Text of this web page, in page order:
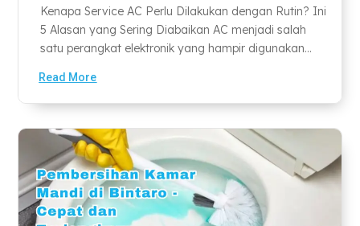
Kenapa Service AC Perlu Dilakukan dengan Rutin? Ini
5 Alasan yang Sering Diabaikan AC menjadi salah
satu perangkat elektronik yang hampir digunakan...
Read More